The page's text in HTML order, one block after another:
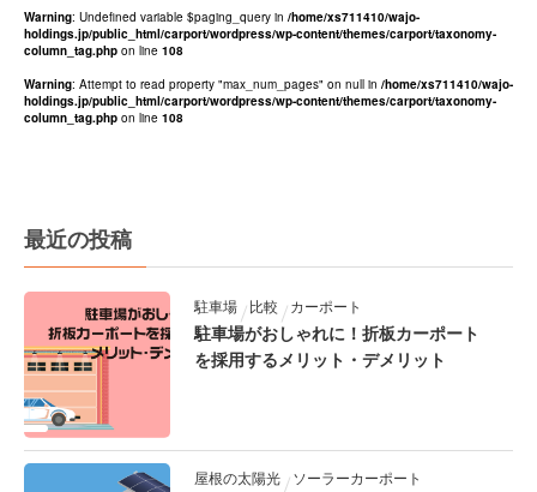
Warning: Undefined variable $paging_query in /home/xs711410/wajo-
holdings.jp/public_html/carport/wordpress/wp-content/themes/carport/taxonomy-
column_tag.php on line 108
Warning: Attempt to read property "max_num_pages" on null in /home/xs711410/wajo-
holdings.jp/public_html/carport/wordpress/wp-content/themes/carport/taxonomy-
column_tag.php on line 108
最近の投稿
駐車場 比較 カーポート
駐車場がおしゃれに！折板カーポート
を採用するメリット・デメリット
屋根の太陽光
ソーラーカーポート